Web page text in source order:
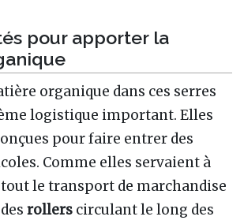
pour apporter la
organique dans ces serres
logistique important. Elles
pour faire entrer des
Comme elles servaient à
le transport de marchandise
rollers circulant le long des